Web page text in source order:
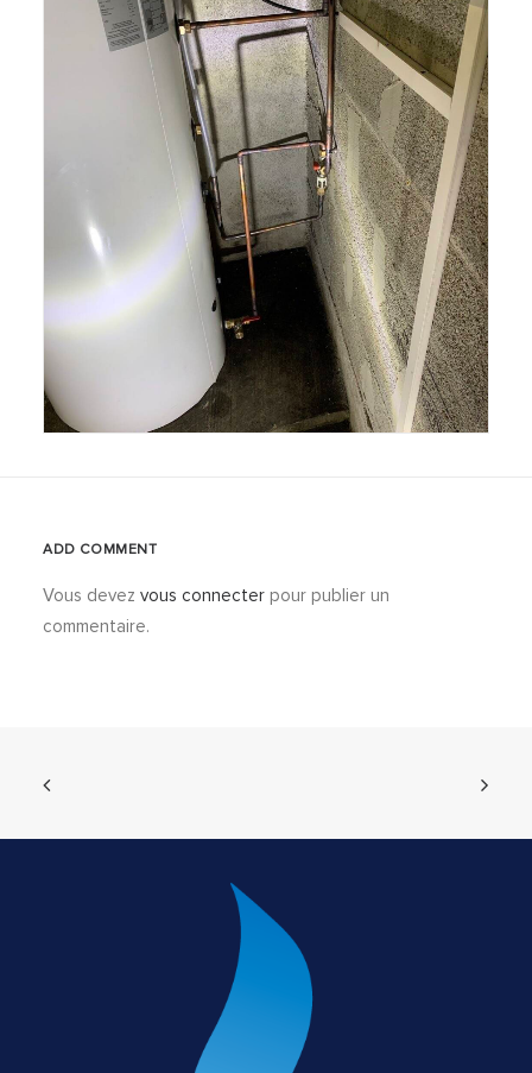
ADD COMMENT
Vous devez vous connecter pour publier un
commentaire.